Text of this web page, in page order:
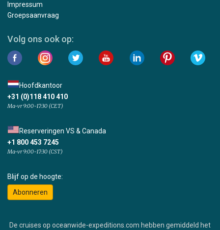
Impressum
Groepsaanvraag
Volg ons ook op:
Hoofdkantoor
+31 (0)118 410 410
Ma-vr 9:00-17:30 (CET)
Reserveringen VS & Canada
+1 800 453 7245
Ma-vr 9:00-17:30 (CST)
Blijf op de hoogte:
Abonneren
De cruises op oceanwide-expeditions.com hebben gemiddeld het